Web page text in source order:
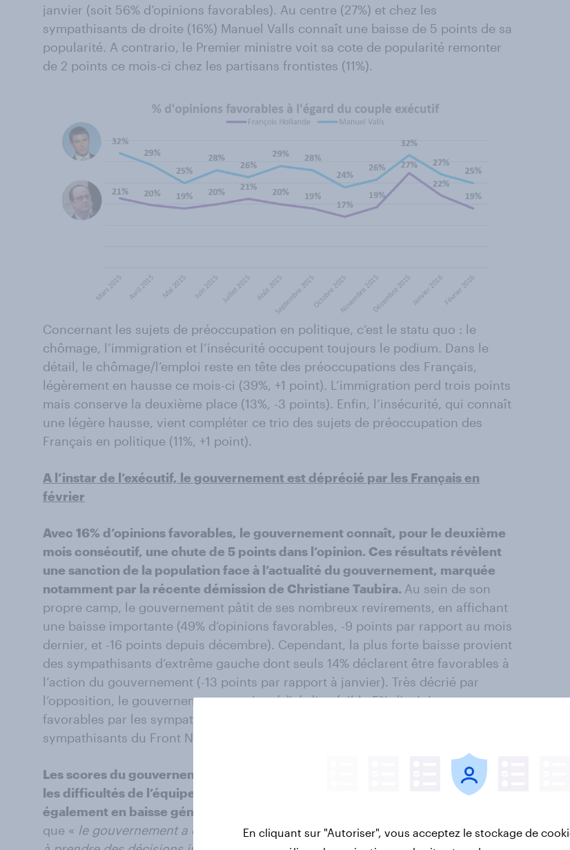
janvier (soit 56% d’opinions favorables). Au centre (27%) et chez les
sympathisants de droite (16%) Manuel Valls connaît une baisse de 5 points de sa
popularité. A contrario, le Premier ministre voit sa cote de popularité remonter
de 2 points ce mois-ci chez les partisans frontistes (11%).
Concernant les sujets de préoccupation en politique, c’est le statu quo : le
chômage, l’immigration et l’insécurité occupent toujours le podium. Dans le
détail, le chômage/l’emploi reste en tête des préoccupations des Français,
légèrement en hausse ce mois-ci (39%, +1 point). L’immigration perd trois points
mais conserve la deuxième place (13%, -3 points). Enfin, l’insécurité, qui connaît
une légère hausse, vient compléter ce trio des sujets de préoccupation des
Français en politique (11%, +1 point).
A l’instar de l’exécutif, le gouvernement est déprécié par les Français en
février
Avec 16% d’opinions favorables, le gouvernement connaît, pour le deuxième
mois consécutif, une chute de 5 points dans l’opinion. Ces résultats révèlent
une sanction de la population face à l’actualité du gouvernement, marquée
notamment par la récente démission de Christiane Taubira. Au sein de son
propre camp, le gouvernement pâtit de ses nombreux revirements, en affichant
une baisse importante (49% d’opinions favorables, -9 points par rapport au mois
dernier, et -16 points depuis décembre). Cependant, la plus forte baisse provient
des sympathisants d’extrême gauche dont seuls 14% déclarent être favorables à
l’action du gouvernement (-13 points par rapport à janvier). Très décrié par
l’opposition, le gouvernement se voit crédité d’un faible 5% d’opinions
favorables par les sympathisants des Républicains et 4% chez les
sympathisants du Front National.
Les scores du gouvernement sur les items politiques et sociétaux reflètent
les difficultés de l’équipe ministérielle à convaincre les Français, et sont
également en baisse générale.
que « le gouvernement a de bonnes intentions» (31%, -6 points), qu’il est «prêt
En cliquant sur "Autoriser", vous acceptez le stockage de